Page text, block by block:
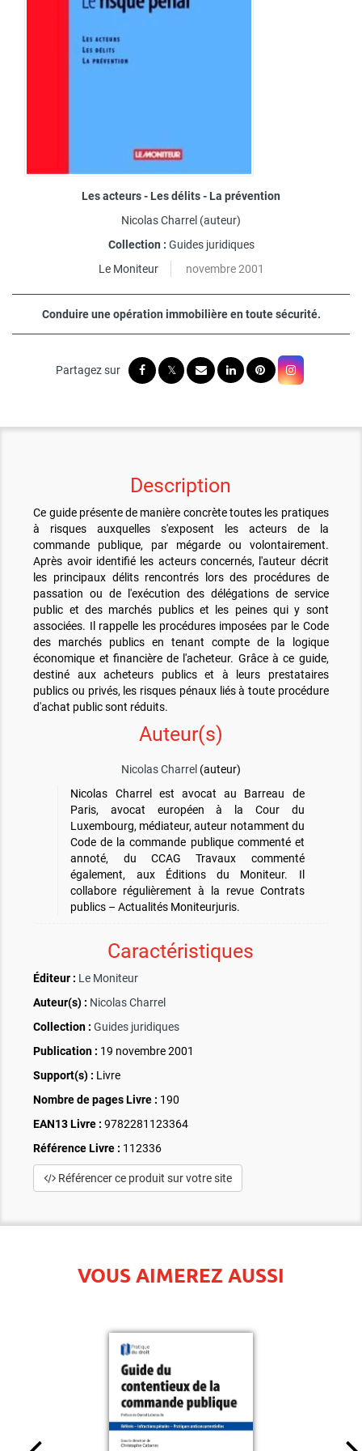
Les acteurs - Les délits - La prévention
Nicolas Charrel (auteur)
Collection : Guides juridiques
Le Moniteur
novembre 2001
Conduire une opération immobilière en toute sécurité.
Description
Ce guide présente de manière concrète toutes les pratiques
à risques auxquelles s'exposent les acteurs de la
commande publique, par mégarde ou volontairement.
Après avoir identifié les acteurs concernés, l'auteur décrit
les principaux délits rencontrés lors des procédures de
passation ou de l'exécution des délégations de service
public et des marchés publics et les peines qui y sont
associées. Il rappelle les procédures imposées par le Code
des marchés publics en tenant compte de la logique
économique et financière de l'acheteur. Grâce à ce guide,
destiné aux acheteurs publics et à leurs prestataires
publics ou privés, les risques pénaux liés à toute procédure
d'achat public sont réduits.
Auteur(s)
Nicolas Charrel (auteur)
Nicolas Charrel est avocat au Barreau de
Paris, avocat européen à la Cour du
Luxembourg, médiateur, auteur notamment du
Code de la commande publique commenté et
annoté, du CCAG Travaux commenté
également, aux Éditions du Moniteur. Il
collabore régulièrement à la revue Contrats
publics – Actualités Moniteurjuris.
Caractéristiques
Éditeur : Le Moniteur
Auteur(s) : Nicolas Charrel
Collection : Guides juridiques
Publication : 19 novembre 2001
Support(s) : Livre
Nombre de pages Livre : 190
EAN13 Livre : 9782281123364
Référence Livre : 112336
Référencer ce produit sur votre site
VOUS AIMEREZ AUSSI